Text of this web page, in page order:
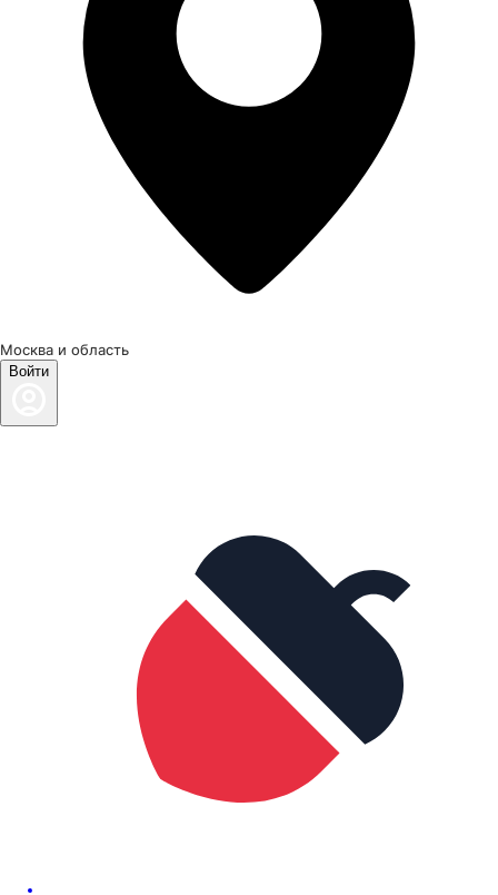
Москва и область
Войти